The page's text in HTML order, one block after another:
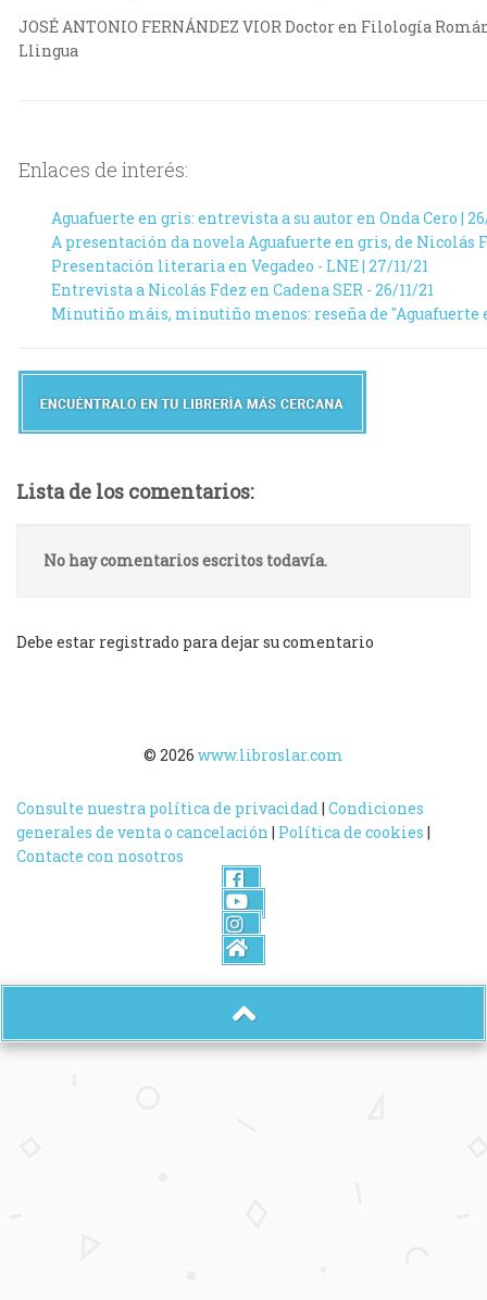
JOSÉ ANTONIO FERNÁNDEZ VIORDoctor en Filología
Llingua
Enlaces de interés:
Aguafuerte en gris: entrevista a su autor en Onda Cero |
A presentación da novela Aguafuerte en gris, de Nicolás
Presentación literaria en Vegadeo - LNE | 27/11/21
Entrevista a Nicolás Fdez en Cadena SER - 26/11/21
Minutiño máis, minutiño menos: reseña de "Aguafuerte
Lista de los comentarios:
No hay comentarios escritos todavía.
Debe estar registrado para dejar su comentario
© 2026 www.libroslar.com
Consulte nuestra política de privacidad| Condiciones
generales de venta o cancelación | Política de cookies |
Contacte con nosotros